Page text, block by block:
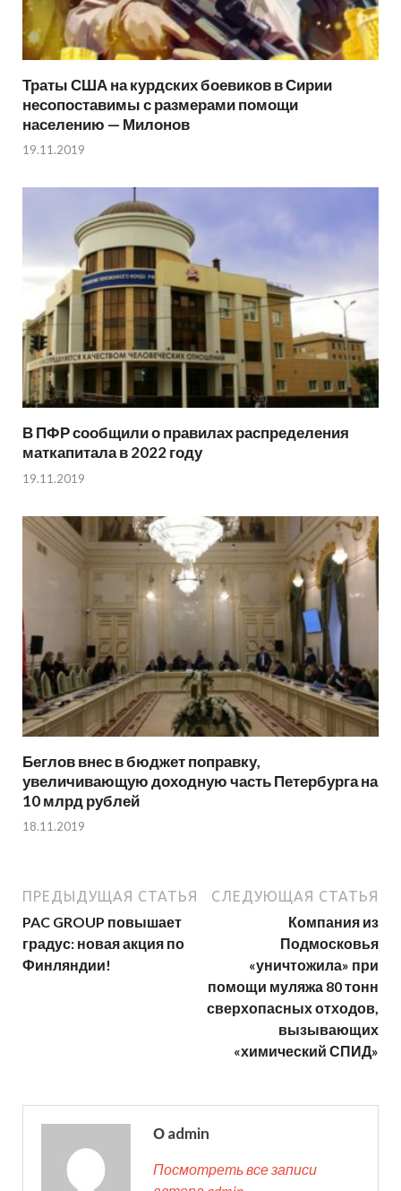
Траты США на курдских боевиков в Сирии
несопоставимы с размерами помощи
населению — Милонов
19.11.2019
В ПФР сообщили о правилах распределения
маткапитала в 2022 году
19.11.2019
Беглов внес в бюджет поправку,
увеличивающую доходную часть Петербурга на
10 млрд рублей
18.11.2019
ПРЕДЫДУЩАЯ СТАТЬЯ
PAC GROUP повышает
градус: новая акция по
Финляндии!
СЛЕДУЮЩАЯ СТАТЬЯ
Компания из
Подмосковья
«уничтожила» при
помощи муляжа 80 тонн
сверхопасных отходов,
вызывающих
«химический СПИД»
О admin
Посмотреть все записи